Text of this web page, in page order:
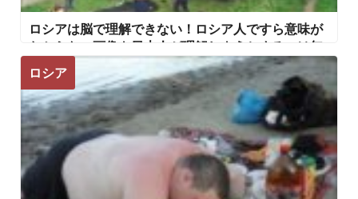
ロシアは脳で理解できない！ロシア人ですら意味が
わからない画像を日本人が理解しようとするのは無
ロシア